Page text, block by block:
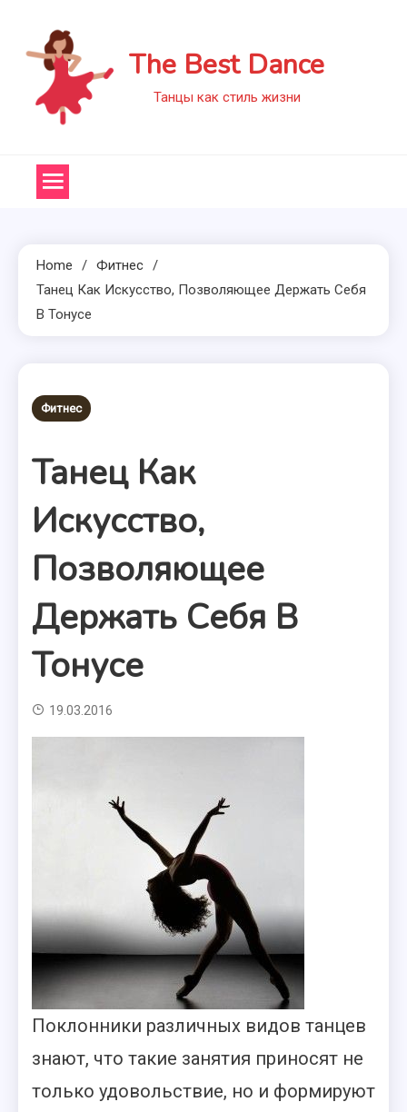
content
The Best Dance
Танцы как стиль жизни
Home
Фитнес
Танец Как Искусство, Позволяющее Держать Себя
В Тонусе
Фитнес
Танец Как
Искусство,
Позволяющее
Держать Себя В
Тонусе
19.03.2016
Поклонники различных видов танцев
знают, что такие занятия приносят не
только удовольствие, но и формируют